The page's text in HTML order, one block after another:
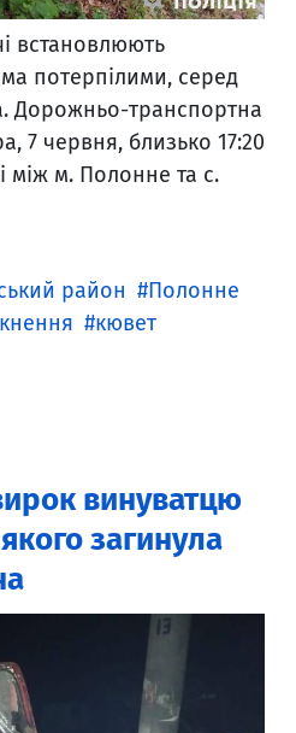
встановлюють
потерпілими, серед
Дорожньо-транспортна
7 червня, близько 17:20
між м. Полонне та с.
район
Полонне
кювет
винуватцю
загинула